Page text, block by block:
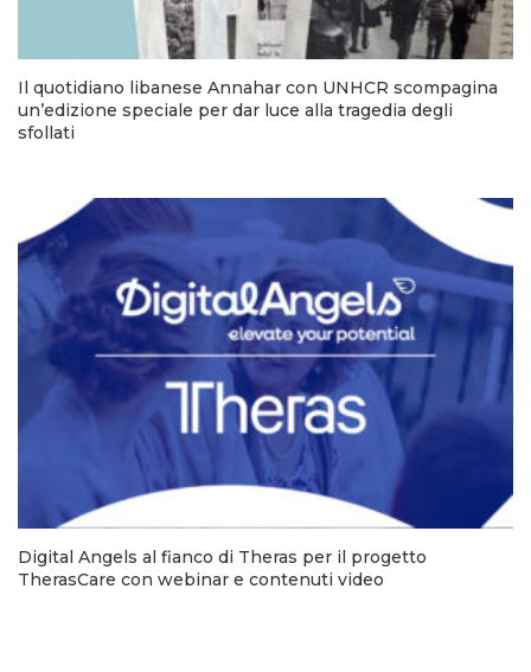
Il quotidiano libanese Annahar con UNHCR scompagina
un’edizione speciale per dar luce alla tragedia degli
sfollati
Digital Angels al fianco di Theras per il progetto
TherasCare con webinar e contenuti video